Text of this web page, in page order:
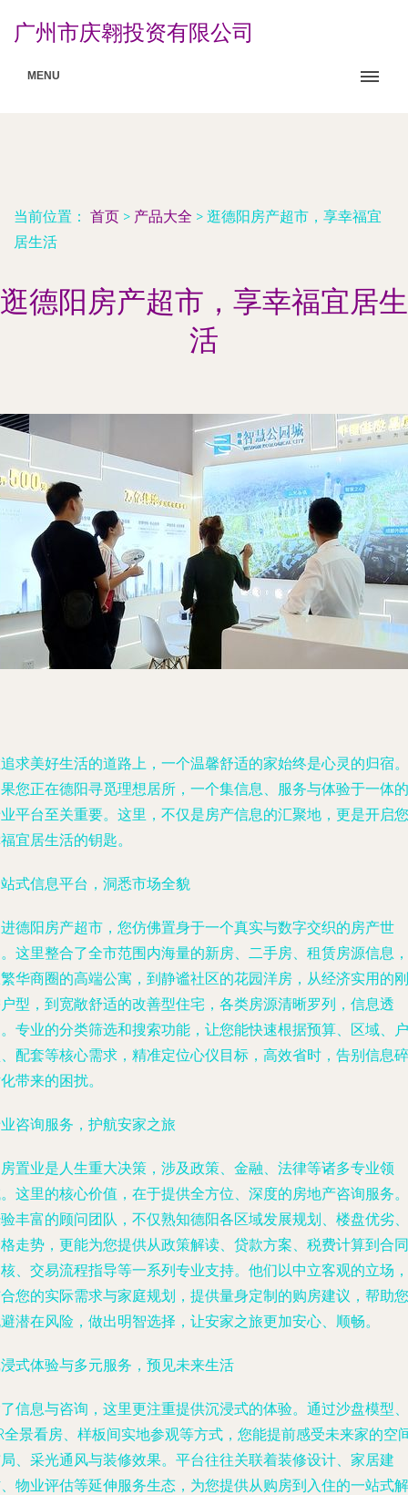
广州市庆翱投资有限公司
MENU
当前位置： 首页 > 产品大全 > 逛德阳房产超市，享幸福宜
居生活
逛德阳房产超市，享幸福宜居生
活
求美好生活的道路上，一个温馨舒适的家始终是心灵的归宿。
您正在德阳寻觅理想居所，一个集信息、服务与体验于一体的
平台至关重要。这里，不仅是房产信息的汇聚地，更是开启您
宜居生活的钥匙。
式信息平台，洞悉市场全貌
德阳房产超市，您仿佛置身于一个真实与数字交织的房产世
这里整合了全市范围内海量的新房、二手房、租赁房源信息，
华商圈的高端公寓，到静谧社区的花园洋房，从经济实用的刚
型，到宽敞舒适的改善型住宅，各类房源清晰罗列，信息透
专业的分类筛选和搜索功能，让您能快速根据预算、区域、户
配套等核心需求，精准定位心仪目标，高效省时，告别信息碎
带来的困扰。
咨询服务，护航安家之旅
置业是人生重大决策，涉及政策、金融、法律等诸多专业领
这里的核心价值，在于提供全方位、深度的房地产咨询服务。
丰富的顾问团队，不仅熟知德阳各区域发展规划、楼盘优劣、
走势，更能为您提供从政策解读、贷款方案、税费计算到合同
、交易流程指导等一系列专业支持。他们以中立客观的立场，
您的实际需求与家庭规划，提供量身定制的购房建议，帮助您
潜在风险，做出明智选择，让安家之旅更加安心、顺畅。
式体验与多元服务，预见未来生活
信息与咨询，这里更注重提供沉浸式的体验。通过沙盘模型、
全景看房、样板间实地参观等方式，您能提前感受未来家的空
、采光通风与装修效果。平台往往关联着装修设计、家居建
物业评估等延伸服务生态，为您提供从购房到入住的一站式解